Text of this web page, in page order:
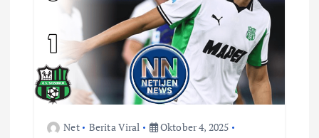
o
Net Berita Viral
Oktober 4, 2025